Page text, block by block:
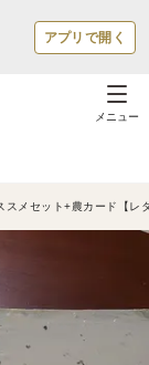
アプリで開く
メニュー
スメセット+農カード【レ